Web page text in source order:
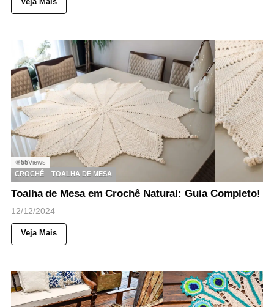
◉55Views
CROCHÊ
TOALHA DE MESA
Toalha de Mesa em Crochê Natural: Guia Completo!
12/12/2024
Veja Mais